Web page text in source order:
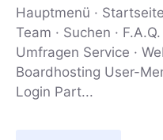
Hauptmenü ·
Team · Suchen ·
Umfragen Service ·
Boardhosting User-
Login Part...